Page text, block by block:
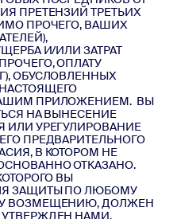
ПРЕТЕНЗИЙ ТРЕТЬИХ
ПРОЧЕГО, ВАШИХ
И/ИЛИ ЗАТРАТ
ОПЛАТУ
ОБУСЛОВЛЕННЫХ
ПРИЛОЖЕНИЕМ. ВЫ
НА ВЫНЕСЕНИЕ
ИЛИ УРЕГУЛИРОВАНИЕ
ПРЕДВАРИТЕЛЬНОГО
В КОТОРОМ НЕ
ОТКАЗАНО.
ВЫ
ЗАЩИТЫ ПО ЛЮБОМУ
ВОЗМЕЩЕНИЮ, ДОЛЖЕН
НАМИ.